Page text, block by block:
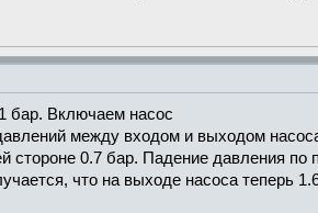
бар. Включаем насос
между входом и выходом
0.7 бар. Падение давления по
что на выходе насоса теперь